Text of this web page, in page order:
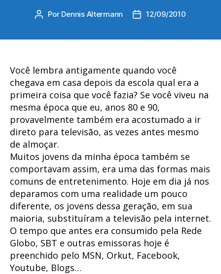
Autor
Por Dennis Altermann
Data12/09/2010
Você lembra antigamente quando você
chegava em casa depois da escola qual era a
primeira coisa que você fazia? Se você viveu na
mesma época que eu, anos 80 e 90,
provavelmente também era acostumado a ir
direto para televisão, as vezes antes mesmo
de almoçar.
Muitos jovens da minha época também se
comportavam assim, era uma das formas mais
comuns de entretenimento. Hoje em dia já nos
deparamos com uma realidade um pouco
diferente, os jovens dessa geração, em sua
maioria, substituíram a televisão pela internet.
O tempo que antes era consumido pela Rede
Globo, SBT e outras emissoras hoje é
preenchido pelo MSN, Orkut, Facebook,
Youtube, Blogs…